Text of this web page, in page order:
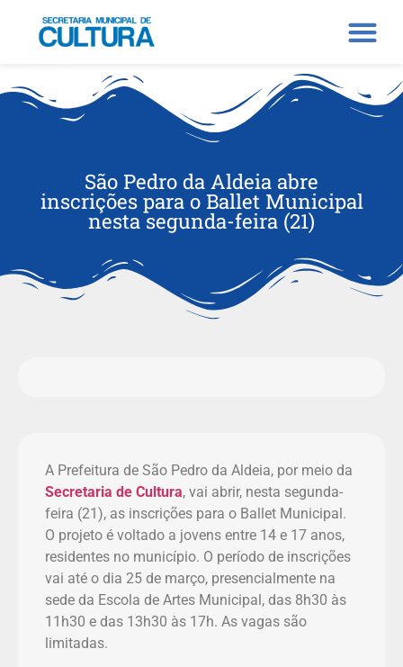
São Pedro da Aldeia abre
inscrições para o Ballet Municipal
nesta segunda-feira (21)
A Prefeitura de São Pedro da Aldeia, por meio da
Secretaria de Cultura, vai abrir, nesta segunda-
feira (21), as inscrições para o Ballet Municipal.
O projeto é voltado a jovens entre 14 e 17 anos,
residentes no município. O período de inscrições
vai até o dia 25 de março, presencialmente na
sede da Escola de Artes Municipal, das 8h30 às
11h30 e das 13h30 às 17h. As vagas são
limitadas.